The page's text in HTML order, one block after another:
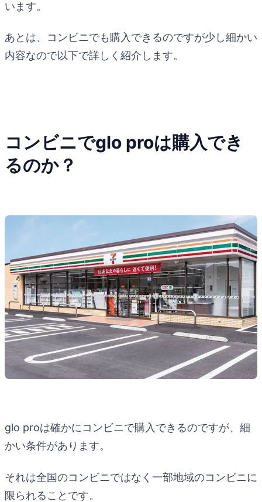
います。
あとは、コンビニでも購入できるのですが少し細かい
内容なので以下で詳しく紹介します。
コンビニでglo proは購入でき
るのか？
glo proは確かにコンビニで購入できるのですが、細
かい条件があります。
それは全国のコンビニではなく一部地域のコンビニに
限られることです。